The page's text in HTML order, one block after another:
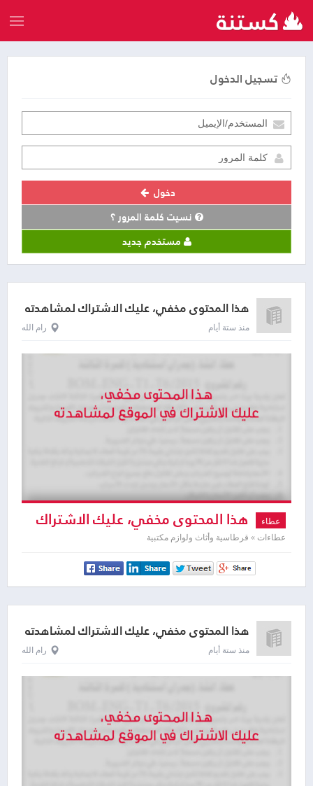
تسجيل الدخول
دخول
نسيت كلمة المرور ؟
مستخدم جديد
هذا المحتوى مخفي، عليك الاشتراك لمشاهدته
منذ ستة أيام رام الله
عطاء هذا المحتوى مخفي، عليك الاشتراك
لمشاهدته
عطاءات » قرطاسية وأثاث ولوازم مكتبية
هذا المحتوى مخفي، عليك الاشتراك لمشاهدته
منذ ستة أيام رام الله